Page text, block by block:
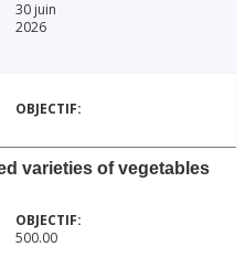
30 juin
2026
varieties of vegetables
500.00